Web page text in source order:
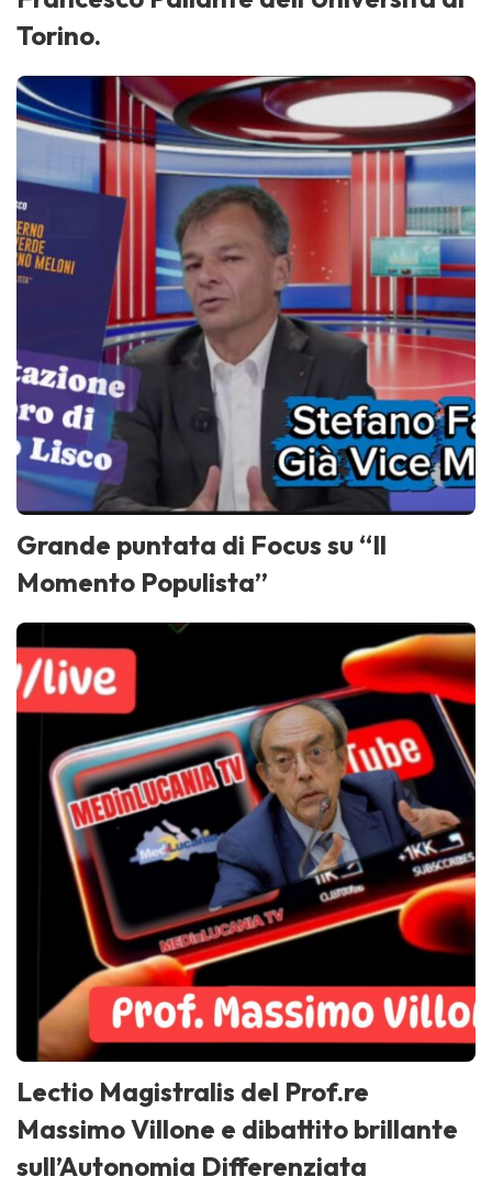
Torino.
Grande puntata di Focus su “Il
Momento Populista”
Lectio Magistralis del Prof.re
Massimo Villone e dibattito brillante
sull’Autonomia Differenziata